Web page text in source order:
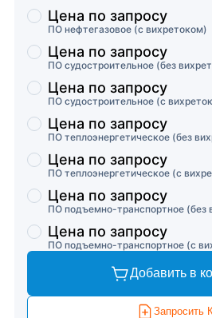
ПО нефтегазовое (с вихретоком)
Цена по запросу
ПО судостроительное (без
Цена по запросу
ПО судостроительное (с
Цена по запросу
ПО теплоэнергетическое (без
Цена по запросу
ПО теплоэнергетическое (с
Цена по запросу
ПО подъемно-транспортное (без
Цена по запросу
ПО подъемно-транспортное (с
Цена по запросу
Добавить в
Запросить